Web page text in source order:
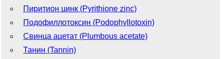
Пиритион цинк (Pyrithione zinc)
Подофиллотоксин (Podophyllotoxin)
Свинца ацетат (Plumbous acetate)
Танин (Tannin)